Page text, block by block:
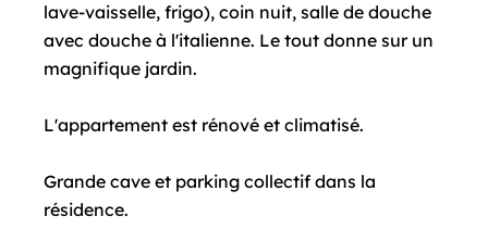
lave-vaisselle, frigo), coin nuit, salle de douche
avec douche à l'italienne. Le tout donne sur un
magnifique jardin.
L'appartement est rénové et climatisé.
Grande cave et parking collectif dans la
résidence.